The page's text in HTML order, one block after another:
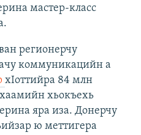
мастер-класс
регионерчу
коммуникацийн а
хIоттийра 84 млн
хьокъехь
яра иза. Донерчу
ю меттигера